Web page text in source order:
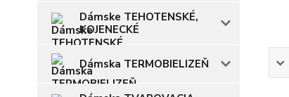
Dámske TEHOTENSKÉ,
KOJENECKÉ
Dámska TERMOBIELIZEŇ